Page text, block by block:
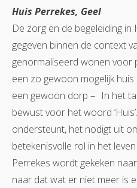
Huis Perrekes, Geel
De zorg en de begeleiding
gegeven binnen de context
genormaliseerd wonen voor
een zo gewoon mogelijk
een gewoon dorp – In het
bewust voor het woord
ondersteunt, het nodigt uit
betekenisvolle rol in het
Perrekes wordt gekeken
naar dat wat er niet meer is